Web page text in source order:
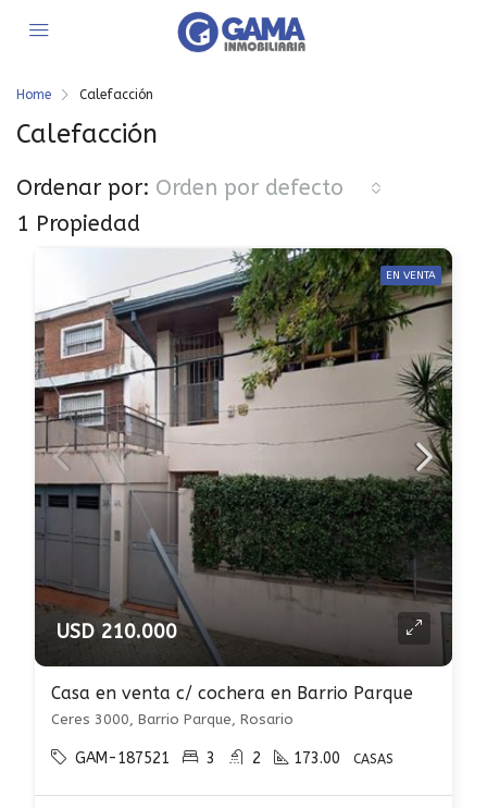
Home Calefacción
Calefacción
1 Propiedad
Ordenar por: Orden por defecto
EN VENTA
USD 210.000
Casa en venta c/ cochera en Barrio Parque
Ceres 3000, Barrio Parque, Rosario
GAM-187521 3 2 173.00 CASAS